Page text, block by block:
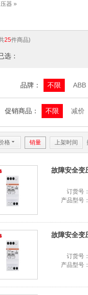
器 »
25件商品)
选：
品牌： 不限 ABB
促销商品： 不限 减价
格 6 销量 上架时间
故障安全变
订货号
产品型号
故障安全变
订货号
产品型号